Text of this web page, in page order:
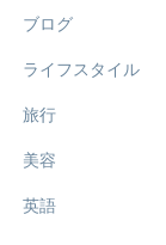
ブログ
ライフスタイル
旅行
美容
英語